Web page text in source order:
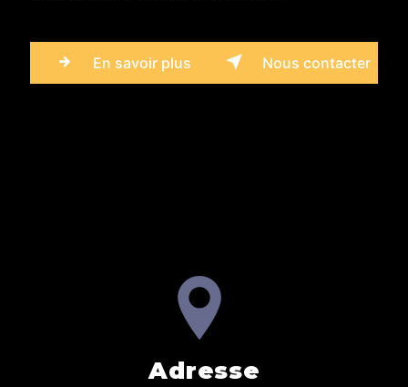
En savoir plus Nous contacter
Adresse